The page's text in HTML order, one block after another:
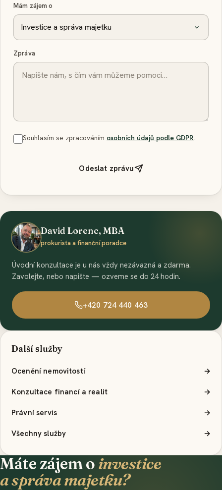
Mám zájem o
Zpráva
Souhlasím se zpracováním osobních údajů podle GDPR.
Odeslat zprávu
David Lorenc, MBA
prokurista a finanční poradce
Úvodní konzultace je u nás vždy nezávazná a zdarma.
Zavolejte, nebo napište — ozveme se do 24 hodin.
+420 724 440 463
Další služby
Ocenění nemovitostí →
Konzultace financí a realit →
Právní servis →
Všechny služby →
Máte zájem o investice
a správa majetku?